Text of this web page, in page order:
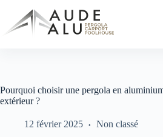
contenu
Pourquoi choisir une pergola en
extérieur ?
12 février 2025 Non classé